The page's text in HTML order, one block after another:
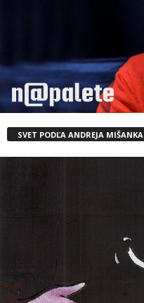
SVET PODĽA ANDREJA MIŠANKA